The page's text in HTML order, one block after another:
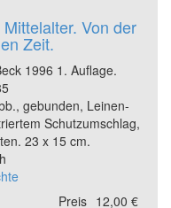
Von der
Zeit.
1996 1. Auflage.
gebunden, Leinen-
Schutzumschlag,
23 x 15 cm.
Preis 12,00 €